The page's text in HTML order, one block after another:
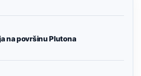
na površinu Plutona